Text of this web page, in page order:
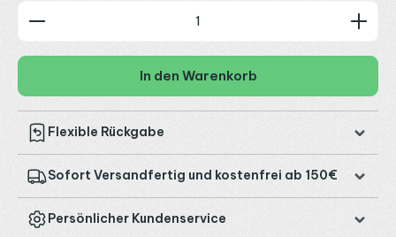
Produkt Anzahl: Gib den gewünschten Wert ein
In den Warenkorb
Flexible Rückgabe
Sofort Versandfertig und kostenfrei ab 150€
Persönlicher Kundenservice